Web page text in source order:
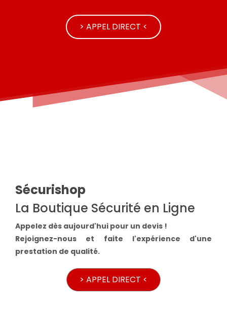
> APPEL DIRECT <
Sécurishop
La Boutique Sécurité en Ligne
Appelez dès aujourd'hui pour un devis !
Rejoignez-nous et faite l'expérience d'une
prestation de qualité.
> APPEL DIRECT <